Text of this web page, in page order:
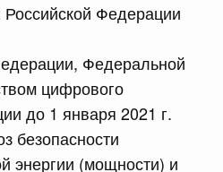
Российской Федерации
Федеральной
цифрового
до 1 января 2021 г.
безопасности
энергии (мощности) и